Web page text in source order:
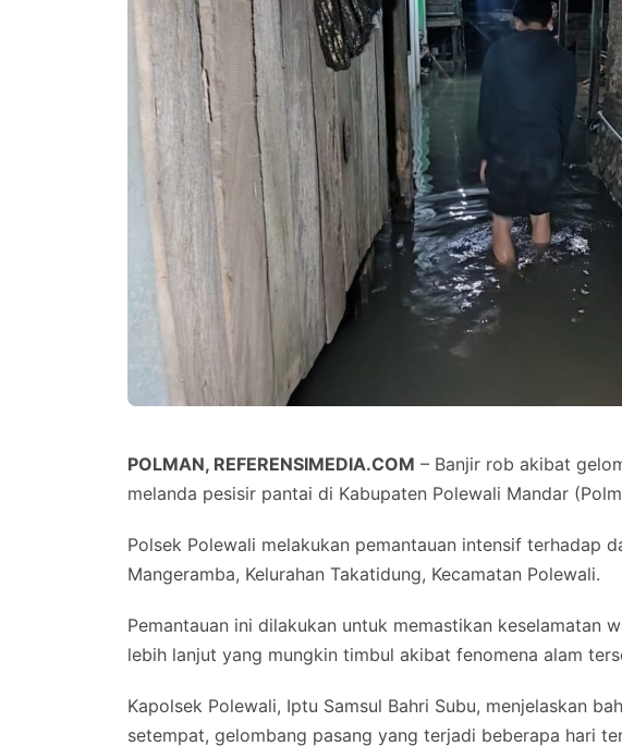
POLMAN, REFERENSIMEDIA.COM – Banjir rob akibat
melanda pesisir pantai di Kabupaten Polewali Mandar
Polsek Polewali melakukan pemantauan intensif terhadap
Mangeramba, Kelurahan Takatidung, Kecamatan Polewali.
Pemantauan ini dilakukan untuk memastikan keselamatan
lebih lanjut yang mungkin timbul akibat fenomena alam
Kapolsek Polewali, Iptu Samsul Bahri Subu, menjelaskan
setempat, gelombang pasang yang terjadi beberapa hari